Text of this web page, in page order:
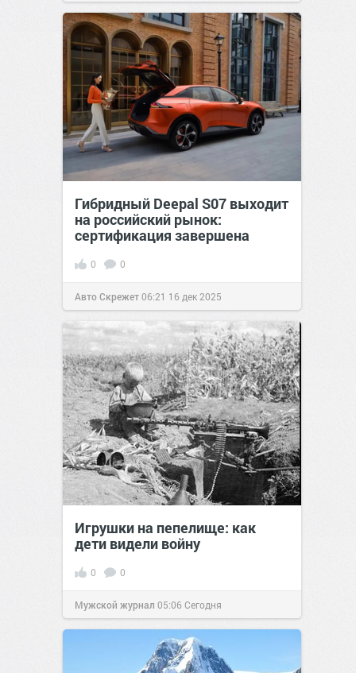
Гибридный Deepal S07 выходит
на российский рынок:
сертификация завершена
0 0
Авто Скрежет06:21 16 дек 2025
Игрушки на пепелище: как
дети видели войну
0 0
Мужской журнал 05:06Сегодня